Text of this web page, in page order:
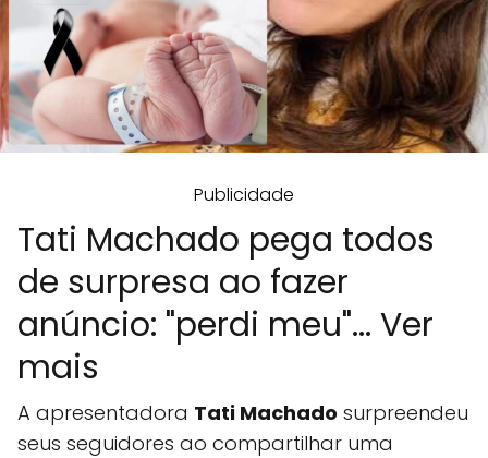
Publicidade
Tati Machado pega todos
de surpresa ao fazer
anúncio: "perdi meu"... Ver
mais
A apresentadora Tati Machado surpreendeu
seus seguidores ao compartilhar uma